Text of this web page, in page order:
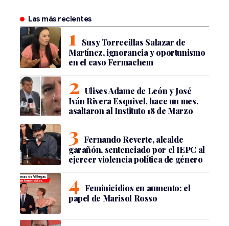
Las más recientes
Susy Torrecillas Salazar de
Martínez, ignorancia y oportunismo
en el caso Fermachem
Ulises Adame de León y José
Iván Rivera Esquivel, hace un mes,
asaltaron al Instituto 18 de Marzo
Fernando Reverte, alcalde
garañón, sentenciado por el IEPC al
ejercer violencia política de género
Feminicidios en aumento: el
papel de Marisol Rosso